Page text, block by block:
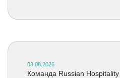
03.08.2026
Команда Russian